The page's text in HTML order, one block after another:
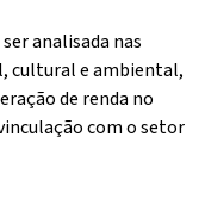
analisada nas
cultural e ambiental,
de renda no
com o setor